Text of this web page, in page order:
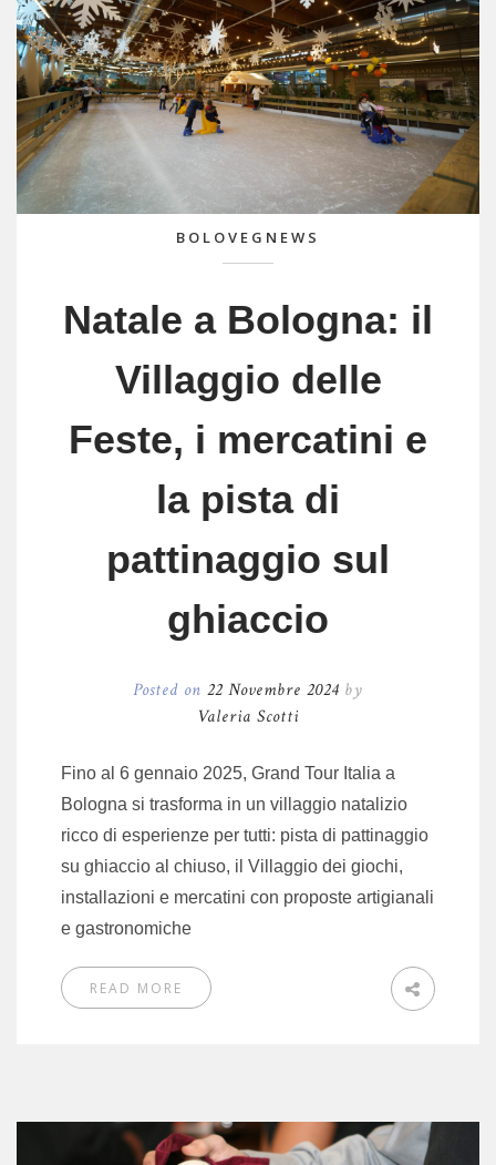
BOLOVEGNEWS
Natale a Bologna: il
Villaggio delle
Feste, i mercatini e
la pista di
pattinaggio sul
ghiaccio
Posted on 22 Novembre 2024 by
Valeria Scotti
Fino al 6 gennaio 2025, Grand Tour Italia a
Bologna si trasforma in un villaggio natalizio
ricco di esperienze per tutti: pista di pattinaggio
su ghiaccio al chiuso, il Villaggio dei giochi,
installazioni e mercatini con proposte artigianali
e gastronomiche
READ MORE